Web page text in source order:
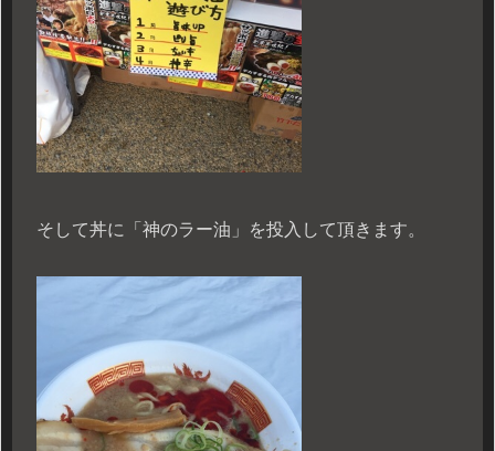
そして丼に「神のラー油」を投入して頂きます。